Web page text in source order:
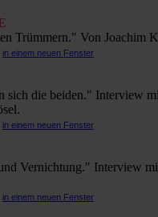
Trümmern." Von Joachim
in einem neuen Fenster
sich die beiden." Interview
in einem neuen Fenster
Vernichtung." Interview
in einem neuen Fenster